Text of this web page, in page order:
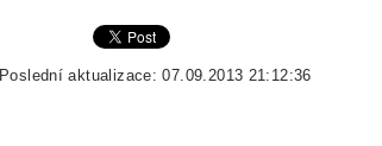
Poslední aktualizace: 07.09.2013 21:12:36